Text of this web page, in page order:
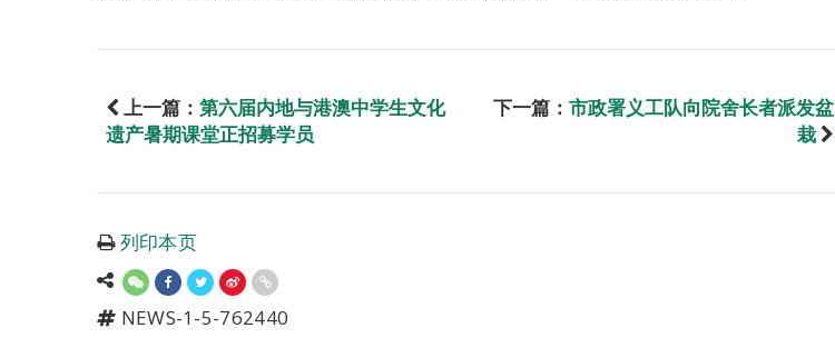
上一篇： 第六届内地与港澳中学生文化
遗产暑期课堂正招募学员
下一篇： 市政署义工队向院舍长者派发盆
栽
列印本页
NEWS-1-5-762440